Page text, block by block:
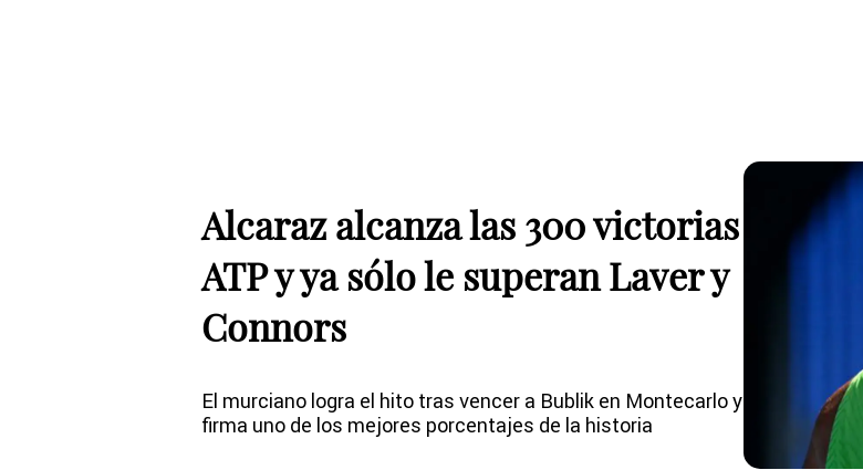
Alcaraz alcanza las 300 victorias
ATP y ya sólo le superan Laver y
Connors
El murciano logra el hito tras vencer a Bublik en Montecarlo y
firma uno de los mejores porcentajes de la historia